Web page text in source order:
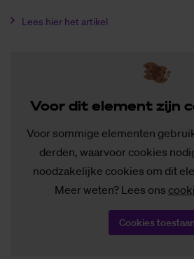
Lees hier het artikel
Voor dit ele­ment zijn
Voor sommige elementen
derden, waarvoor cookies
noodzakelijke cookies om dit
Meer weten? Lees ons
Cookies toestaan